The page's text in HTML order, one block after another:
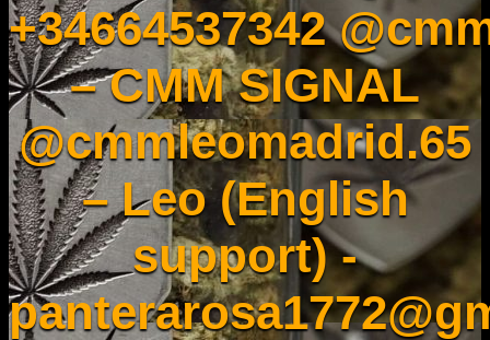
+34664537342
– CMM SIGNAL
@cmmleomadrid.65
– Leo (English
support) -